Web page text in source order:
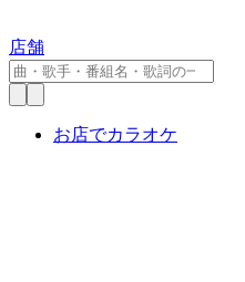
店舗
お店でカラオケ